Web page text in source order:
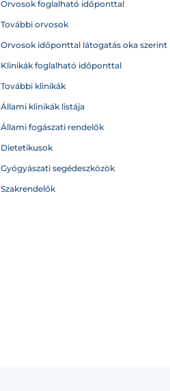
Orvosok foglalható időponttal
További orvosok
Orvosok időponttal látogatás oka szerint
Klinikák foglalható időponttal
További klinikák
Állami klinikák listája
Állami fogászati rendelők
Dietetikusok
Gyógyászati segédeszközök
Szakrendelők